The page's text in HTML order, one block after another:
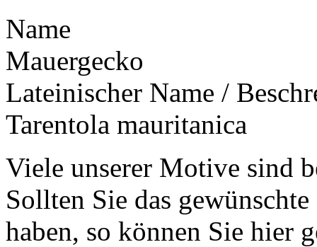
Name
Mauergecko
Lateinischer Name /
Tarentola mauritanica
Viele unserer Motive sind
Sollten Sie das
haben, so können Sie hier